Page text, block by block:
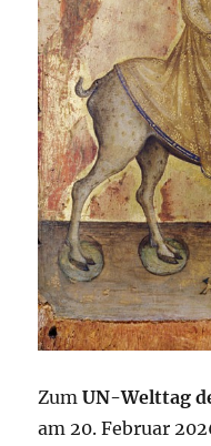
ZumUN-Welttag
am 20. Februar